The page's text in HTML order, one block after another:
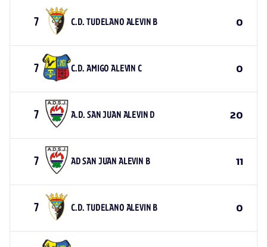
7 C.D. TUDELANO ALEVIN B 0
7 C.D. AMIGO ALEVIN C 0
7 A.D. SAN JUAN ALEVIN D 20
7 AD SAN JUAN ALEVIN B 11
7 C.D. TUDELANO ALEVIN B 0